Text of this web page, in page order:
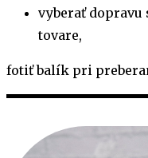
vyberať
tovare,
fotiť balík pri